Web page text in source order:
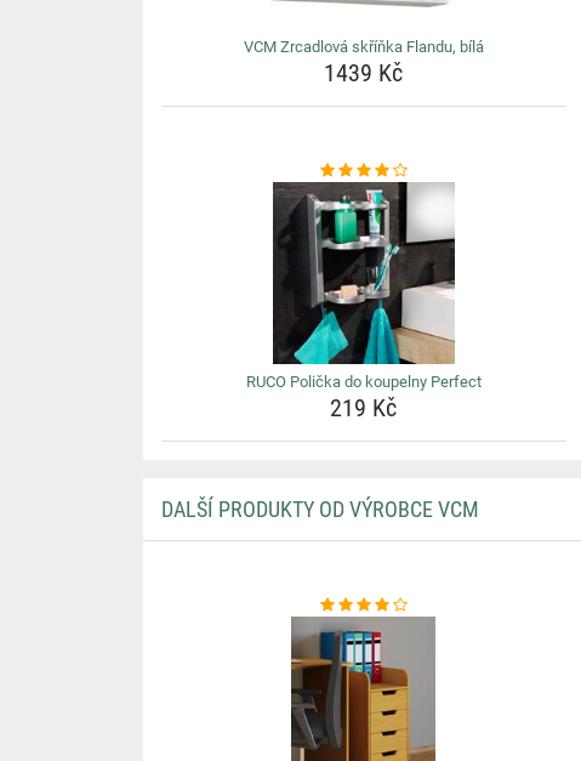
VCM Zrcadlová skříňka Flandu, bílá
1439 Kč
RUCO Polička do koupelny Perfect
219 Kč
DALŠÍ PRODUKTY OD VÝROBCE VCM